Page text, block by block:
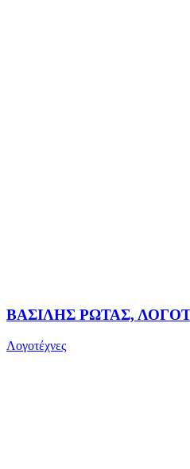
ΒΑΣΙΛΗΣ ΡΩΤΑΣ,
Λογοτέχνες